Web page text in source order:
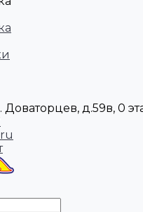
Доваторцев, д.59в, 0